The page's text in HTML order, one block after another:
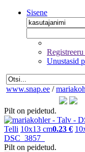
Sisene
Unustasid
www.snap.ee /
Pilt on peidetud.
Telli 10x13 cm0.23 €
DSC_3857
Pilt on peidetud.